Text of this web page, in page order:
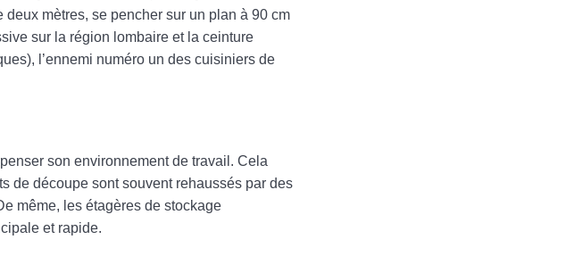
mètres, se pencher sur un plan à 90 cm
sur la région lombaire et la ceinture
l’ennemi numéro un des cuisiniers de
son environnement de travail. Cela
de découpe sont souvent rehaussés par des
même, les étagères de stockage
et rapide.